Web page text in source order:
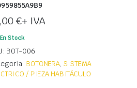
€+ IVA
En Stock
BOT-006
BOTONERA,SISTEMA
/ PIEZA HABITÁCULO